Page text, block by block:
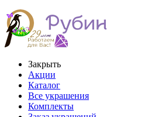
Закрыть
Акции
Каталог
Все украшения
Комплекты